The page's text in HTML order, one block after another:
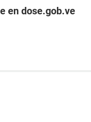
en dose.gob.ve